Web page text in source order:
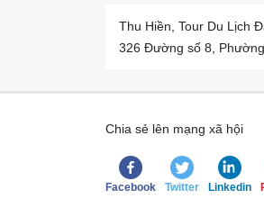
Thu Hiền, Tour Du Lịch
326 Đường số 8,
Chia sẻ lên mạng xã hội
Facebook Twitter Linkedin